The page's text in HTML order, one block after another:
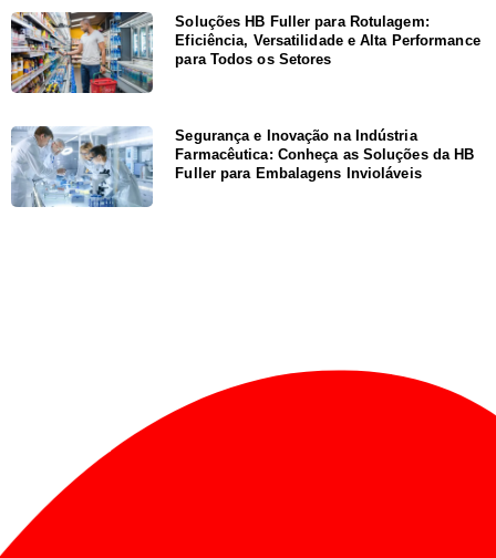
Soluções HB Fuller para Rotulagem:
Eficiência, Versatilidade e Alta Performance
para Todos os Setores
Segurança e Inovação na Indústria
Farmacêutica: Conheça as Soluções da HB
Fuller para Embalagens Invioláveis